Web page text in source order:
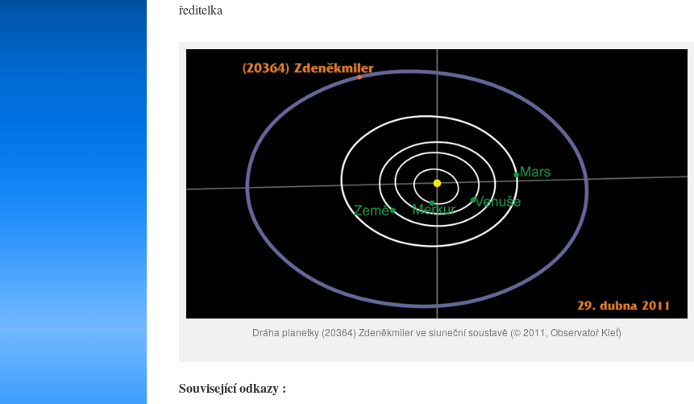
ředitelka
Dráha planetky (20364) Zdeněkmiler ve sluneční soustavě (© 2011, Observatoř Kleť)
Související odkazy :